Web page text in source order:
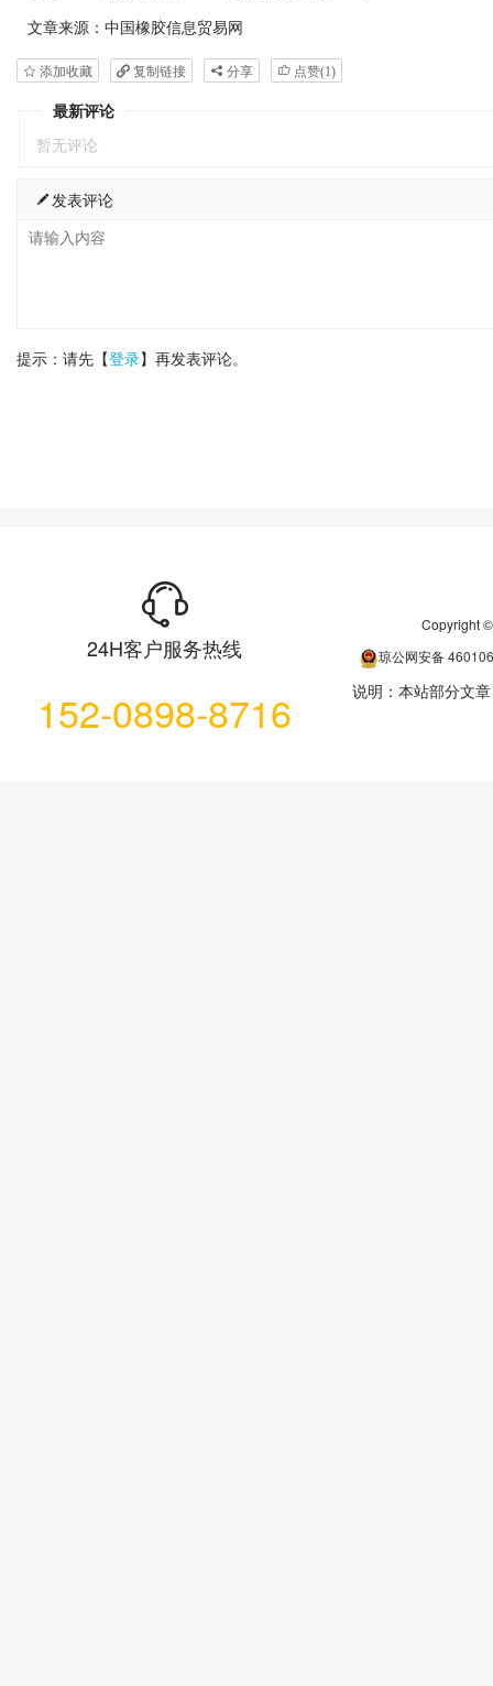
文章来源：中国橡胶信息贸易网
添加收藏 复制链接 分享 点赞(1 )
最新评论
暂无评论
发表评论
提示：请先【登录】再发表评论。
24H客户服务热线
152-0898-8716
Copyright
琼公网安备
说明：本站部分文